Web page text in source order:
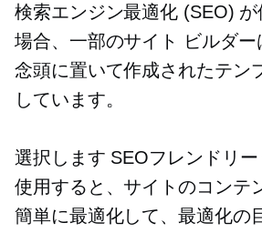
検索エンジン最適化 (SEO)
場合、一部のサイト ビルダー
念頭に置いて作成されたテン
しています。
選択します SEOフレンドリー
使用すると、サイトのコンテ
簡単に最適化して、最適化の